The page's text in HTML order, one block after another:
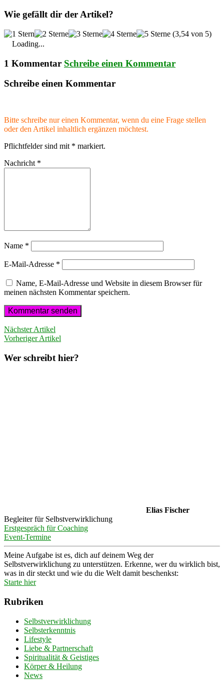
Wie gefällt dir der Artikel?
(3,54 von 5)
Loading...
1 Kommentar Schreibe einen Kommentar
Schreibe einen Kommentar
Bitte schreibe nur einen Kommentar, wenn du eine Frage stellen
oder den Artikel inhaltlich ergänzen möchtest.
Pflichtfelder sind mit * markiert.
Nachricht *
Name *
E-Mail-Adresse *
Name, E-Mail-Adresse und Website in diesem Browser für
meinen nächsten Kommentar speichern.
Nächster Artikel
Vorheriger Artikel
Wer schreibt hier?
Elias Fischer
Begleiter für Selbstverwirklichung
Erstgespräch für Coaching
Event-Termine
Meine Aufgabe ist es, dich auf deinem Weg der
Selbstverwirklichung zu unterstützen. Erkenne, wer du wirklich bist,
was in dir steckt und wie du die Welt damit beschenkst:
Starte hier
Rubriken
Selbstverwirklichung
Selbsterkenntnis
Lifestyle
Liebe & Partnerschaft
Spiritualität & Geistiges
Körper & Heilung
News